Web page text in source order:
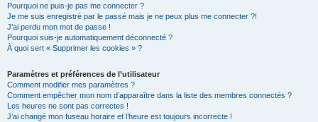
Pourquoi ne puis-je pas me connecter ?
Je me suis enregistré par le passé mais je ne peux plus me connecter ?!
J’ai perdu mon mot de passe !
Pourquoi suis-je automatiquement déconnecté ?
À quoi sert « Supprimer les cookies » ?
Paramètres et préférences de l’utilisateur
Comment modifier mes paramètres ?
Comment empêcher mon nom d’apparaître dans la liste des membres connectés ?
Les heures ne sont pas correctes !
J’ai changé mon fuseau horaire et l’heure est toujours incorrecte !